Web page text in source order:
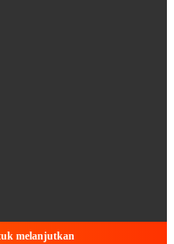
melanjutkan